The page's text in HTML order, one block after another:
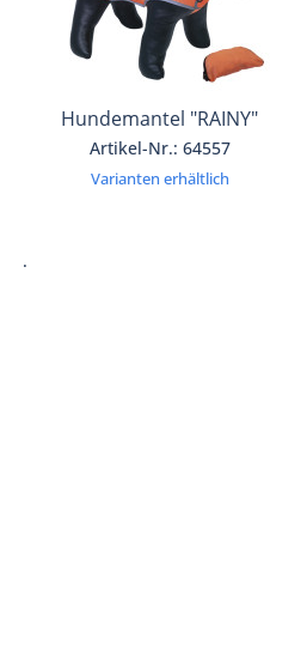
Hundemantel "RAINY"
Artikel-Nr.: 64557
Varianten erhältlich
.